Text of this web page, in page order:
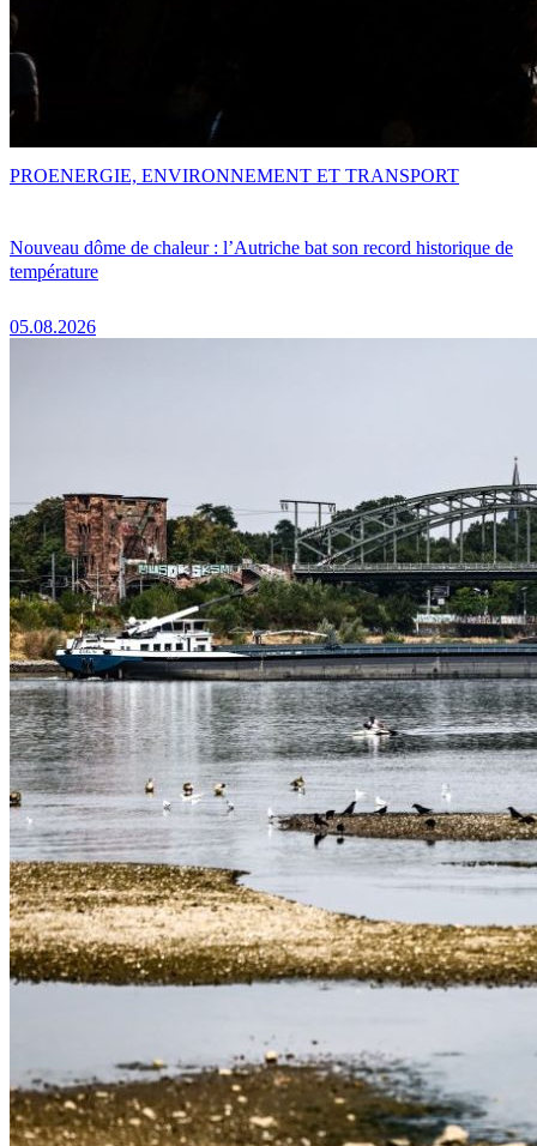
Nouveau dôme de chaleur : l’Autriche bat son record historique de
température
05.08.2026
PROENERGIE, ENVIRONNEMENT ET TRANSPORT